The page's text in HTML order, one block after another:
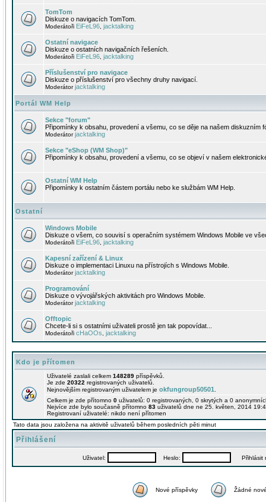
TomTom
Diskuze o navigacích TomTom.
Moderátoři EiFeL96 jacktalking
Ostatní navigace
Diskuze o ostatních navigačních řešeních.
Moderátoři EiFeL96 jacktalking
Příslušenství pro navigace
Diskuze o příslušenství pro všechny druhy navigací.
Moderátorjacktalking
Portál WM Help
Sekce "forum"
Připomínky k obsahu, provedení a všemu, co se děje na našem diskuzním
Moderátorjacktalking
Sekce "eShop (WM Shop)"
Připomínky k obsahu, provedení a všemu, co se objeví v našem
Ostatní WM Help
Připomínky k ostatním částem portálu nebo ke službám WM Help.
Ostatní
Windows Mobile
Diskuze o všem, co souvisí s operačním systémem Windows Mobile ve
Moderátoři EiFeL96 jacktalking
Kapesní zařízení & Linux
Diskuze o implementaci Linuxu na přístrojích s Windows Mobile.
Moderátorjacktalking
Programování
Diskuze o vývojářských aktivitách pro Windows Mobile.
Moderátorjacktalking
Offtopic
Chcete-li si s ostatními uživateli prostě jen tak popovídat...
Moderátoři cHaOOs jacktalking
Kdo je přítomen
Uživatelé zaslali celkem 148289 příspěvků.
Je zde 20322 registrovaných uživatelů.
Nejnovějším registrovaným uživatelem je okfungroup50501
Celkem je zde přítomno 0 uživatelů: 0 registrovaných, 0 skrytých a 0
Nejvíce zde bylo současně přítomno 83 uživatelů dne ne 25. květen, 2014
Registrovaní uživatelé: nikdo není přítomen
Tato data jsou založena na aktivitě uživatelů během posledních pěti minut
Přihlášení
Uživatel: Heslo: Přihlásit
Nové příspěvky Žádné